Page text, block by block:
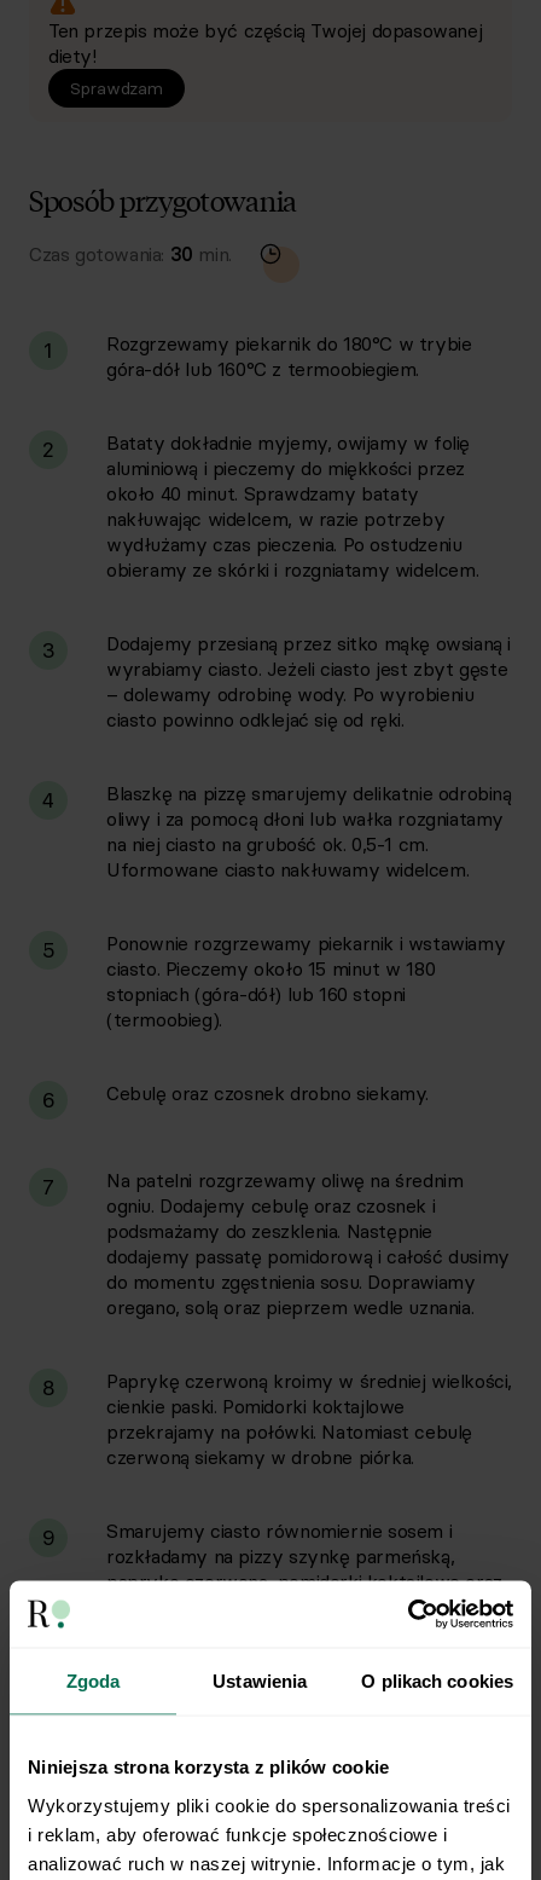
Zgoda Ustawienia O plikach cookies
Niniejsza strona korzysta z plików cookie
Wykorzystujemy pliki cookie do spersonalizowania treści
i reklam, aby oferować funkcje społecznościowe i
analizować ruch w naszej witrynie. Informacje o tym, jak
Ten przepis może być częścią Twojej dopasowanej
diety!
Sprawdzam
Sposób przygotowania
Czas gotowania: 30 min.
1
Rozgrzewamy piekarnik do 180°C w trybie
góra-dół lub 160°C z termoobiegiem.
2
Bataty dokładnie myjemy, owijamy w folię
aluminiową i pieczemy do miękkości przez
około 40 minut. Sprawdzamy bataty
nakłuwając widelcem, w razie potrzeby
wydłużamy czas pieczenia. Po ostudzeniu
obieramy ze skórki i rozgniatamy widelcem.
3
Dodajemy przesianą przez sitko mąkę owsianą i
wyrabiamy ciasto. Jeżeli ciasto jest zbyt gęste
– dolewamy odrobinę wody. Po wyrobieniu
ciasto powinno odklejać się od ręki.
4
Blaszkę na pizzę smarujemy delikatnie odrobiną
oliwy i za pomocą dłoni lub wałka rozgniatamy
na niej ciasto na grubość ok. 0,5-1 cm.
Uformowane ciasto nakłuwamy widelcem.
5
Ponownie rozgrzewamy piekarnik i wstawiamy
ciasto. Pieczemy około 15 minut w 180
stopniach (góra-dół) lub 160 stopni
(termoobieg).
6 Cebulę oraz czosnek drobno siekamy.
7
Na patelni rozgrzewamy oliwę na średnim
ogniu. Dodajemy cebulę oraz czosnek i
podsmażamy do zeszklenia. Następnie
dodajemy passatę pomidorową i całość dusimy
do momentu zgęstnienia sosu. Doprawiamy
oregano, solą oraz pieprzem wedle uznania.
8
Paprykę czerwoną kroimy w średniej wielkości,
cienkie paski. Pomidorki koktajlowe
przekrajamy na połówki. Natomiast cebulę
czerwoną siekamy w drobne piórka.
9
Smarujemy ciasto równomiernie sosem i
rozkładamy na pizzy szynkę parmeńską,
paprykę czerwoną, pomidorki koktajlowe oraz
Wstawiamy ponownie do piekarnika (ta sama
11
Po upieczeniu posypujemy startym
parmezanem oraz bazylią świeżą.